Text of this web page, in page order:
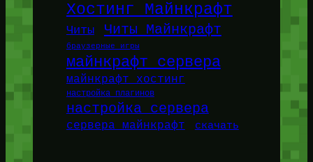
Хостинг Майнкрафт
Читы Читы Майнкрафт
браузерные игры
майнкрафт сервера
майнкрафт хостинг
настройка плагинов
настройка сервера
сервера майнкрафт скачать